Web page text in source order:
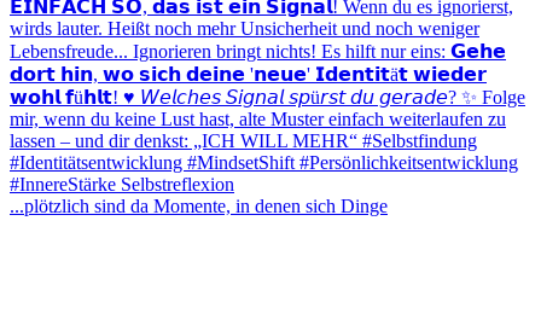
...plötzlich sind da Momente, in denen sich Dinge